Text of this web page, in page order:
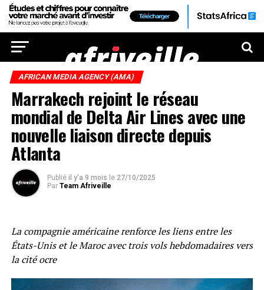
AFRICAN MEDIA AGENCY (AMA)
Marrakech rejoint le réseau
mondial de Delta Air Lines avec une
nouvelle liaison directe depuis
Atlanta
Publié il y'a 9 mois le 27/10/2025
Par Team Afriveille
La compagnie américaine renforce les liens entre les
États-Unis et le Maroc avec trois vols hebdomadaires vers
la cité ocre